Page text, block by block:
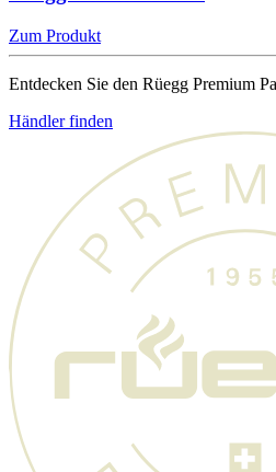
Zum Produkt
Entdecken Sie den Rüegg Premium
Händler finden